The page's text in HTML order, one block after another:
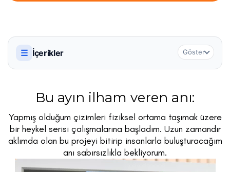
☰ İçerikler Göster
Bu ayın ilham veren anı:
Yapmış olduğum çizimleri fiziksel ortama taşımak üzere
bir heykel serisi çalışmalarına başladım. Uzun zamandır
aklımda olan bu projeyi bitirip insanlarla buluşturacağım
anı sabırsızlıkla bekliyorum.